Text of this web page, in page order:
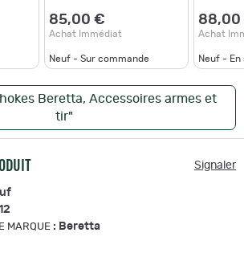
d'acier
85,00 €
Achat Immédiat
Neuf - Sur commande
RANGE
88,00
Achat
Neuf - En
Beretta, Accessoires armes et
tir"
Signaler
MARQUE : Beretta